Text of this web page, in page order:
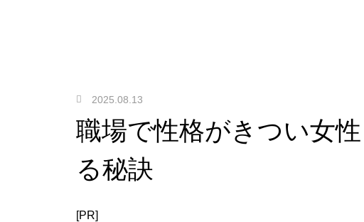
2025.08.13
職場で性格がきつい女
る秘訣
[PR]